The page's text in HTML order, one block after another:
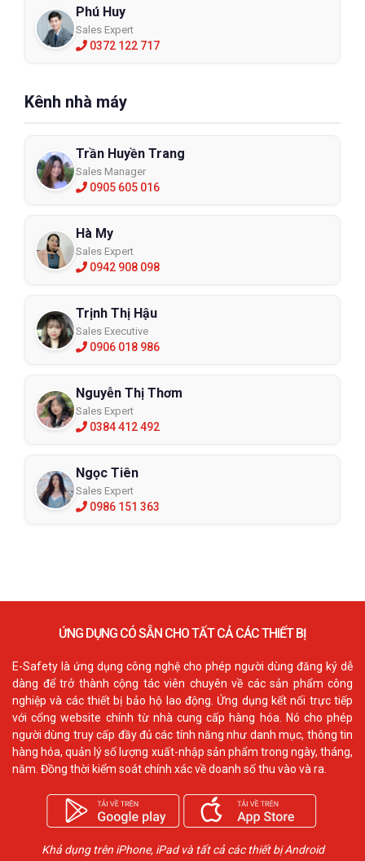
Phú Huy
Sales Expert
0372 122 717
Kênh nhà máy
Trần Huyền Trang
Sales Manager
0905 605 016
Hà My
Sales Expert
0942 908 098
Trịnh Thị Hậu
Sales Executive
0906 018 986
Nguyễn Thị Thơm
Sales Expert
0384 412 492
Ngọc Tiên
Sales Expert
0986 151 363
ỨNG DỤNG CÓ SẴN CHO TẤT CẢ CÁC THIẾT BỊ
E-Safety là ứng dụng công nghệ cho phép người dùng đăng ký dễ
dàng để trở thành cộng tác viên chuyên về các sản phẩm công
nghiệp và các thiết bị bảo hộ lao động. Ứng dụng kết nối trực tiếp
với cổng website chính từ nhà cung cấp hàng hóa. Nó cho phép
người dùng truy cấp đầy đủ các tính năng như danh mục, thông tin
hàng hóa, quản lý số lượng xuất-nhập sản phẩm trong ngày, tháng,
năm. Đồng thời kiểm soát chính xác về doanh số thu vào và ra.
Khả dụng trên iPhone, iPad và tất cả các thiết bị Android